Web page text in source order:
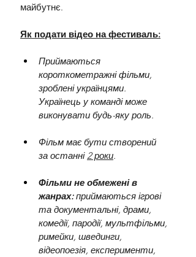
майбутнє.
Як подати відео на фестиваль:
Приймаються
короткометражні фільми,
зроблені українцями.
Українець у команді може
виконувати будь-яку роль.
Фільм має бути створений
за останні 2 роки.
Фільми не обмежені в
жанрах: приймаються ігрові
та документальні, драми,
комедії, пародії, мультфільми,
римейки, швединги,
відеопоезія, експерименти,